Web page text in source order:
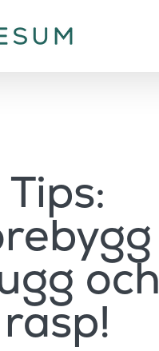
Tips:
och
rasp!